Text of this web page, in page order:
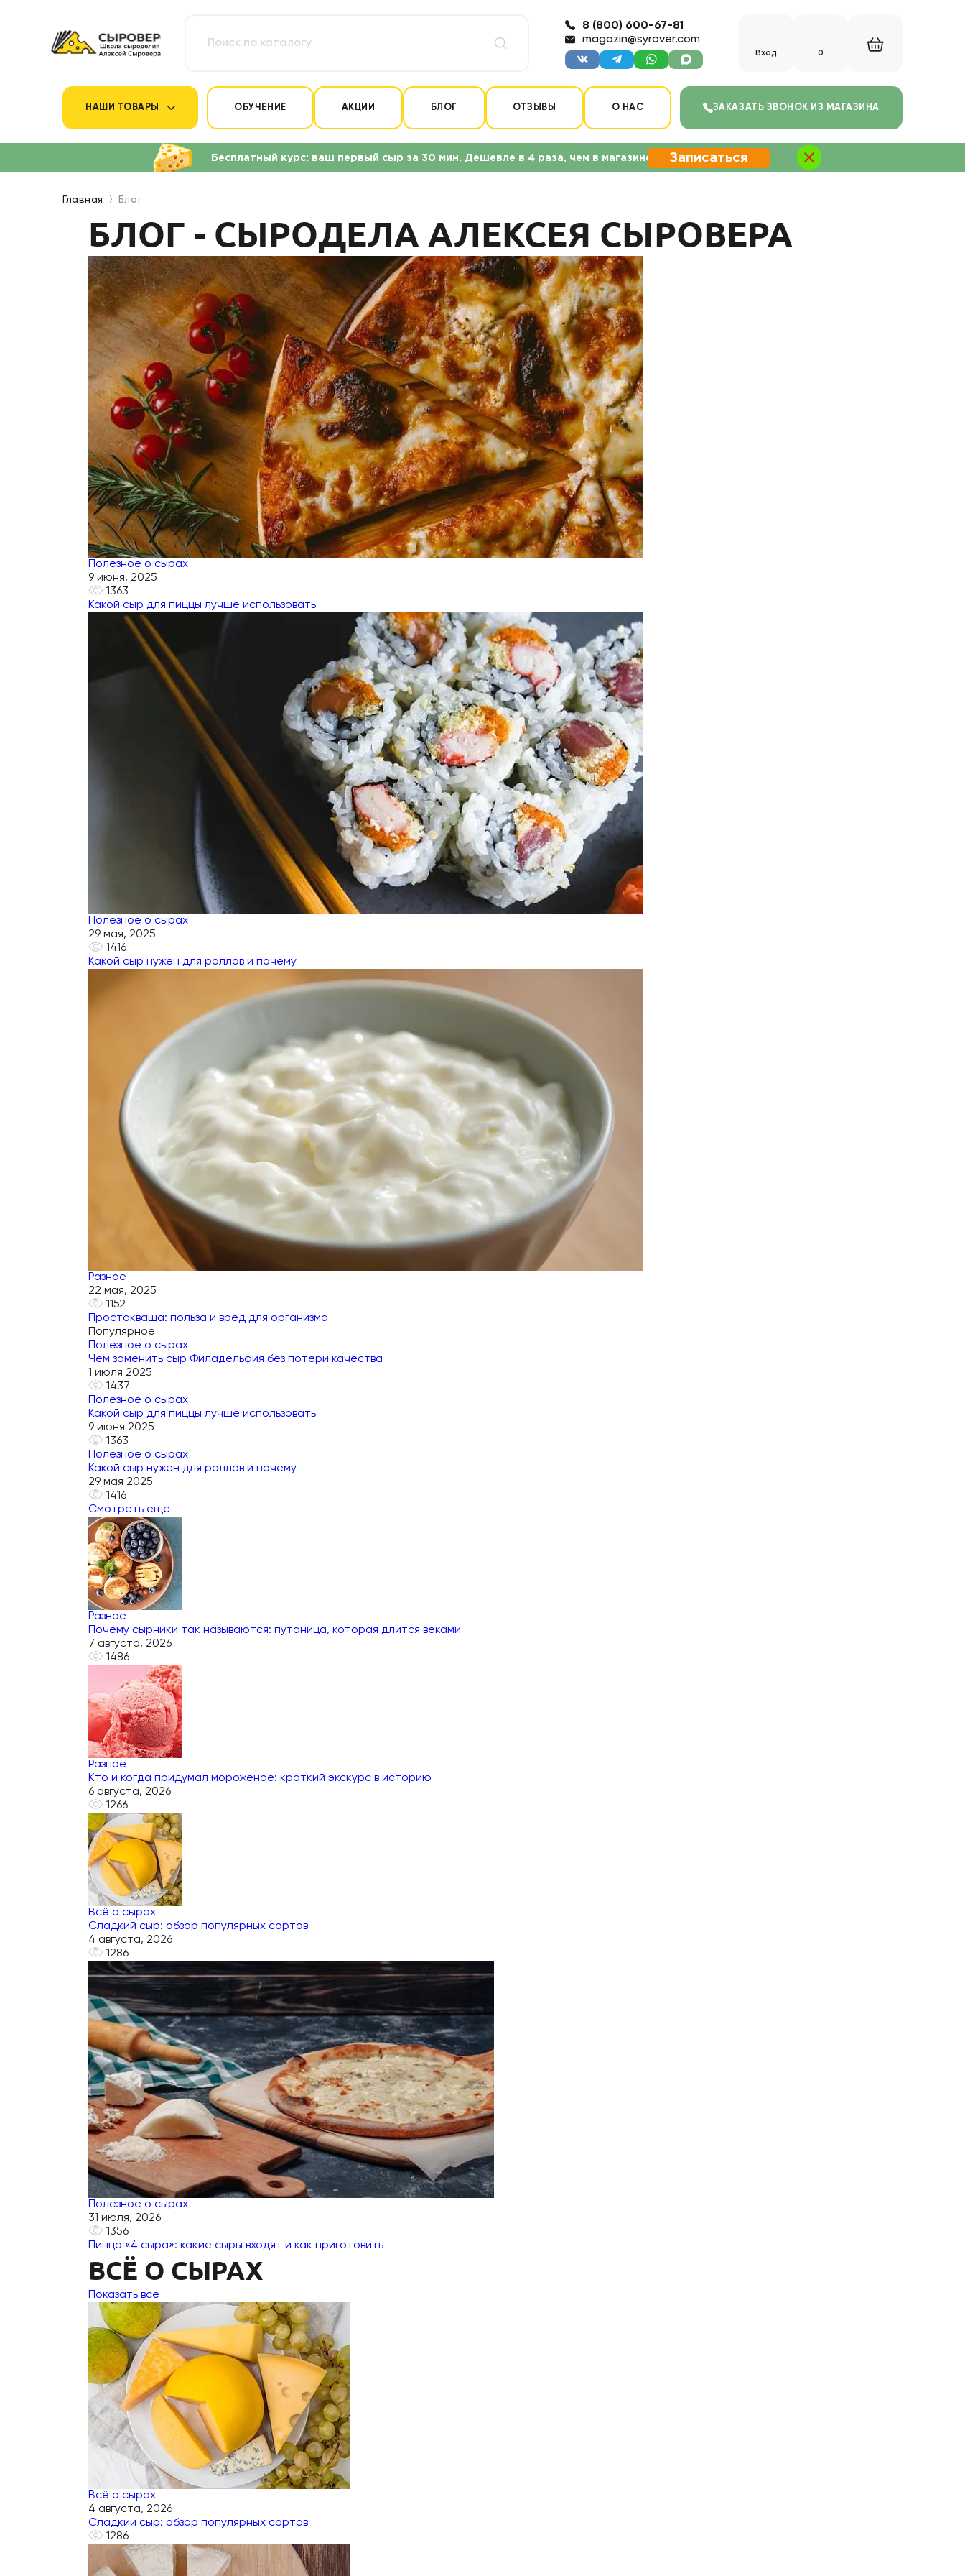
8 (800) 600-67-81
magazin@syrover.com
Вход 0
НАШИ ТОВАРЫ ОБУЧЕНИЕ АКЦИИ БЛОГ ОТЗЫВЫ О НАС ЗАКАЗАТЬ ЗВОНОК ИЗ МАГАЗИНА
Главная Блог
БЛОГ - СЫРОДЕЛА АЛЕКСЕЯ СЫРОВЕРА
Полезное о сырах
9 июня, 2025
1363
Какой сыр для пиццы лучше использовать
Полезное о сырах
29 мая, 2025
1416
Какой сыр нужен для роллов и почему
Разное
22 мая, 2025
1152
Простокваша: польза и вред для организма
Популярное
Полезное о сырах
Чем заменить сыр Филадельфия без потери качества
1 июля 2025
1437
Полезное о сырах
Какой сыр для пиццы лучше использовать
9 июня 2025
1363
Полезное о сырах
Какой сыр нужен для роллов и почему
29 мая 2025
1416
Смотреть еще
Разное
Почему сырники так называются: путаница, которая длится веками
7 августа, 2026
1486
Разное
Кто и когда придумал мороженое: краткий экскурс в историю
6 августа, 2026
1266
Всё о сырах
Сладкий сыр: обзор популярных сортов
4 августа, 2026
1286
Полезное о сырах
31 июля, 2026
1356
Пицца «4 сыра»: какие сыры входят и как приготовить
ВСЁ О СЫРАХ
Показать все
Всё о сырах
4 августа, 2026
Сладкий сыр: обзор популярных сортов
1286
Бесплатный курс: ваш первый сыр за 30 мин. Дешевле в 4 раза, чем в магазине Записаться